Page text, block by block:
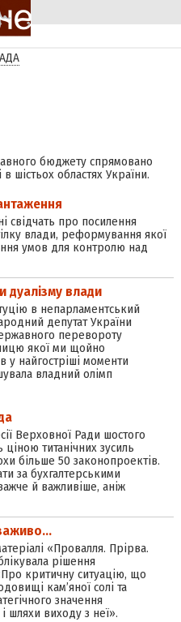
бюджету спрямовано
шістьох областях України.
свідчать про посилення
влади, реформування якої
умов для контролю над
дуалізму влади
в непарламентський
депутат України
перевороту
якої ми щойно
у найгостріші моменти
владний олімп
Верховної Ради шостого
титанічних зусиль
більше 50 законопроектів.
за бухгалтерськими
й важливіше, аніж
«Провалля. Прірва.
рішення
критичну ситуацію, що
кам’яної солі та
значення
шляхи виходу з неї».